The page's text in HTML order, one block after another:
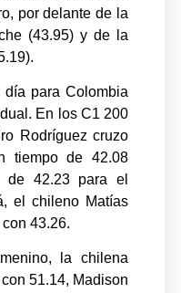
por delante de la
(43.95) y de la
día para Colombia
En los C1 200
Rodríguez cruzo
tiempo de 42.08
de 42.23 para el
el chileno Matías
43.26.
la chilena
51.14, Madison